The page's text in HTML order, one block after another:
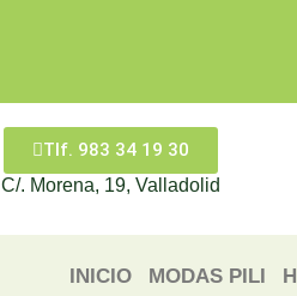
Tlf. 983 34 19 30
C/. Morena, 19, Valladolid
INICIO MODAS PILI